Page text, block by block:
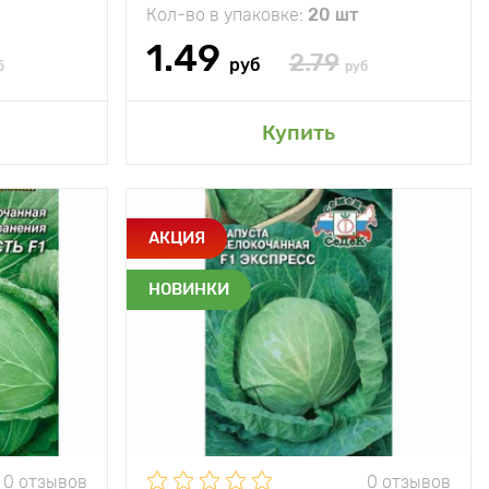
Кол-во в упаковке: 20 шт
1.49 руб 2.79 руб
Купить
Добавить в мой сад
0 отзывов
до нового
урожая
70 х 70 см
место
(140 -
150 дней)
- 15 кг/м2
АКЦИЯ
НОВИНКИ
0 отзывов
Особенности
Кочаны небольшие,
выравненные,
округлые
Растояние между
растениями
70 х 70 см
Местоположение солнечное место
Период созревания
Ультраскороспелый
(60 - 95 дней)
Урожайность